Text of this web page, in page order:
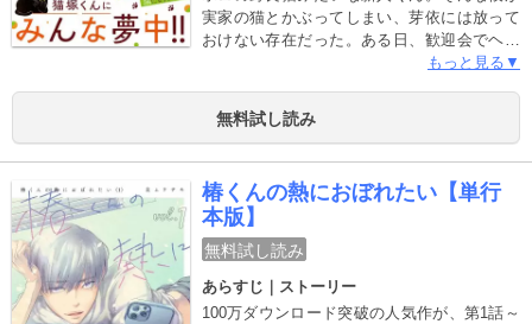
実家の猫とかぶってしまい、芽依には放って
おけない存在だった。ある日、歓迎会でヘロ
ヘロになってしまった猫塚くんを見かねてお
声の方を見てみると、猫塚くんが眠っていた
布団に一匹の黒ネコが…なんで！？ そして芽
◆収録内容◆・「猫塚くんは秘密をかぶる」
（1）～（5）・電子限定イラスト1P ※本書
は、現在配信している「猫塚くんは秘密をか
ぶる（1）～（5）」の内容が含まれておりま
す。重複購入にご注意下さい。
もっと見る▼
無料試し読み
椿くんの熱におぼれたい【単行
本版】
無料試し読み
あらすじ｜ストーリー
100万ダウンロード突破の人気作が、第1話～